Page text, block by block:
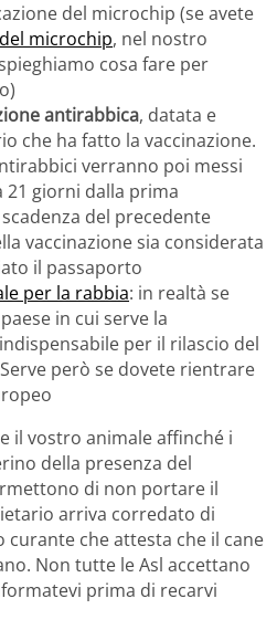
del microchip (se avete
microchip, nel nostro
cosa fare per
antirabbica, datata e
che ha fatto la vaccinazione.
verranno poi messi
21 giorni dalla prima
del precedente
vaccinazione sia considerata
il passaporto
per la rabbia: in realtà se
in cui serve la
per il rilascio del
però se dovete rientrare
il vostro animale affinché i
della presenza del
di non portare il
arriva corredato di
che attesta che il cane
Non tutte le Asl accettano
prima di recarvi